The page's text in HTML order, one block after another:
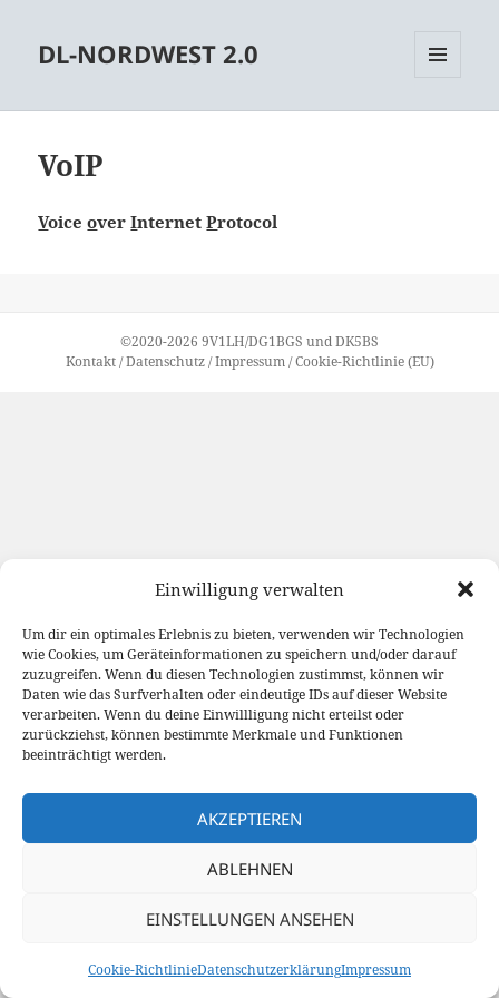
Einwilligung verwalten
Um dir ein optimales Erlebnis zu bieten, verwenden wir Technologien
wie Cookies, um Geräteinformationen zu speichern und/oder darauf
zuzugreifen. Wenn du diesen Technologien zustimmst, können wir
Daten wie das Surfverhalten oder eindeutige IDs auf dieser Website
verarbeiten. Wenn du deine Einwillligung nicht erteilst oder
zurückziehst, können bestimmte Merkmale und Funktionen
beeinträchtigt werden.
AKZEPTIEREN
ABLEHNEN
EINSTELLUNGEN ANSEHEN
Cookie-RichtlinieDatenschutzerklärungImpressum
DL-NORDWEST 2.0
VoIP
VoiceoverInternetProtocol
©2020-2026 9V1LH/DG1BGS undDK5BS
Kontakt/Datenschutz/Impressum/Cookie-Richtlinie (EU)